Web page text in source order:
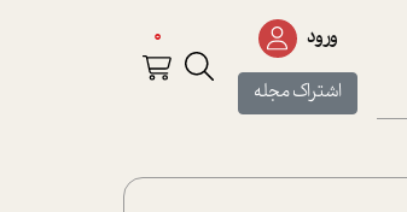
ورود
اشتراک مجله
0